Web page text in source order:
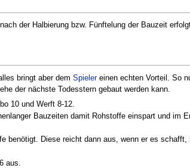
der Halbierung bzw. Fünftelung der Bauzeit
bringt aber dem Spielereinen echten Vorteil. So
der nächste Todesstern gebaut werden kann.
10 und Werft 8-12.
Bauzeiten damit Rohstoffe einspart und im
benötigt. Diese reicht dann aus, wenn er es schafft,
aus.